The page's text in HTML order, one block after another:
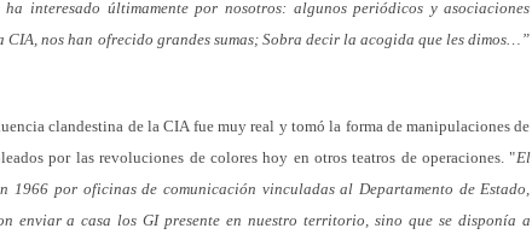
interesado últimamente por nosotros: algunos periódicos y asociaciones
nos han ofrecido grandes sumas; Sobra decir la acogida que les dimos…”
clandestina de la CIA fue muy real y tomó la forma de manipulaciones de
por las revoluciones de colores hoy en otros teatros de operaciones. "El
1966 por oficinas de comunicación vinculadas al Departamento de Estado,
enviar a casa losGIpresente en nuestro territorio, sino que se disponía a